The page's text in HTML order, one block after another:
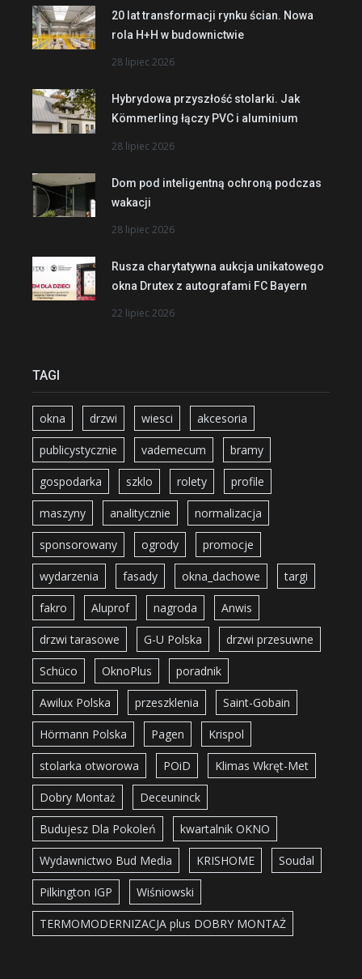
20 lat transformacji rynku ścian. Nowa
rola H+H w budownictwie
28 lipiec 2026
Hybrydowa przyszłość stolarki. Jak
Kömmerling łączy PVC i aluminium
28 lipiec 2026
Dom pod inteligentną ochroną podczas
wakacji
28 lipiec 2026
Rusza charytatywna aukcja unikatowego
okna Drutex z autografami FC Bayern
22 lipiec 2026
TAGI
okna drzwi wiesci akcesoria
publicystycznie vademecum bramy
gospodarka szklo rolety profile
maszyny analitycznie normalizacja
sponsorowany ogrody promocje
wydarzenia fasady okna_dachowe targi
fakro Aluprof nagroda Anwis
drzwi tarasowe G-U Polska drzwi przesuwne
Schüco OknoPlus poradnik
Awilux Polska przeszklenia Saint-Gobain
Hörmann Polska Pagen Krispol
stolarka otworowa POiD Klimas Wkręt-Met
Dobry Montaż Deceuninck
Budujesz Dla Pokoleń kwartalnik OKNO
Wydawnictwo Bud Media KRISHOME Soudal
Pilkington IGP Wiśniowski
TERMOMODERNIZACJA plus DOBRY MONTAŻ